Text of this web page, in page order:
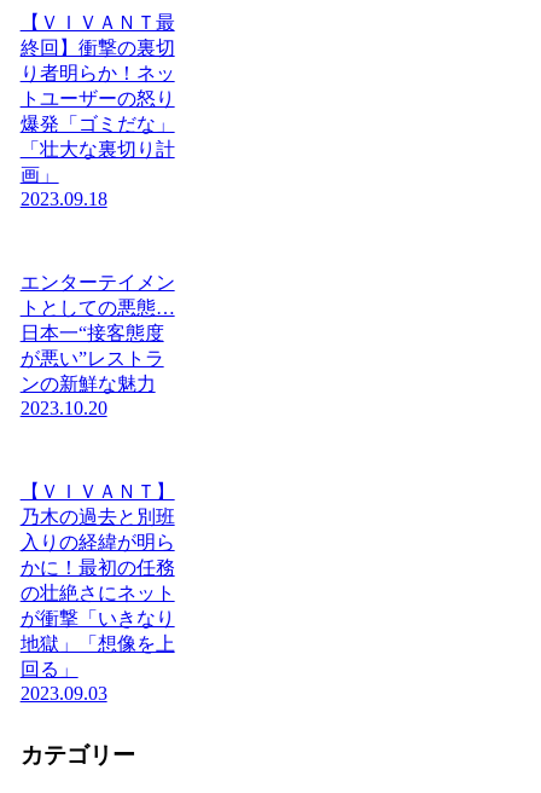
【ＶＩＶＡＮＴ最
終回】衝撃の裏切
り者明らか！ネッ
トユーザーの怒り
爆発「ゴミだな」
「壮大な裏切り計
画」
2023.09.18
エンターテイメン
トとしての悪態…
日本一“接客態度
が悪い”レストラ
ンの新鮮な魅力
2023.10.20
【ＶＩＶＡＮＴ】
乃木の過去と別班
入りの経緯が明ら
かに！最初の任務
の壮絶さにネット
が衝撃「いきなり
地獄」「想像を上
回る」
2023.09.03
カテゴリー